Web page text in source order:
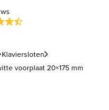
Klaviersloten
voorplaat 20×175 mm